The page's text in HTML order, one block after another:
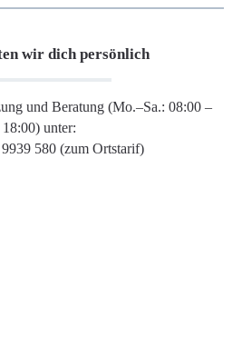
wir dich persönlich
und Beratung (Mo.–Sa.: 08:00 –
18:00) unter:
580 (zum Ortstarif)